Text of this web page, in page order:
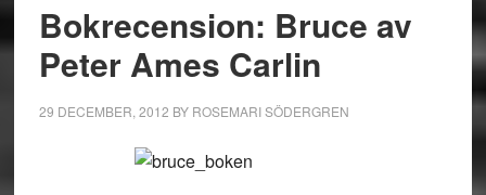
Bokrecension: Bruce av
Peter Ames Carlin
29 DECEMBER, 2012 BY ROSEMARI SÖDERGREN